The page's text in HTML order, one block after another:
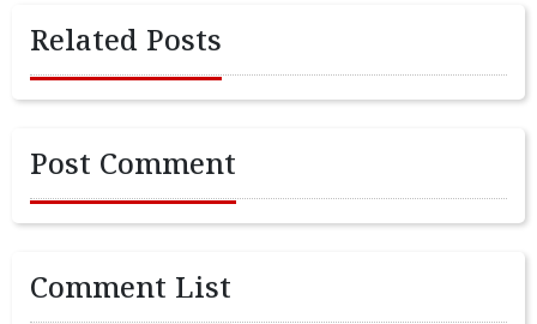
Related Posts
Post Comment
Comment List